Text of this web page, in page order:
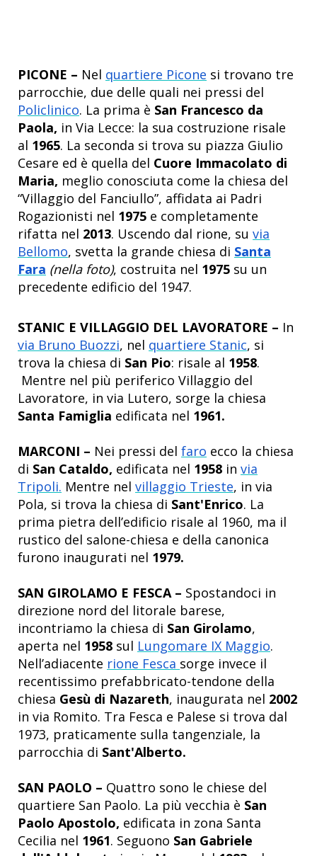
PICONE – Nel quartiere Picone si trovano tre
parrocchie, due delle quali nei pressi del
Policlinico. La prima è San Francesco da
Paola, in Via Lecce: la sua costruzione risale
al 1965. La seconda si trova su piazza Giulio
Cesare ed è quella del Cuore Immacolato di
Maria, meglio conosciuta come la chiesa del
“Villaggio del Fanciullo”, affidata ai Padri
Rogazionisti nel 1975 e completamente
rifatta nel 2013. Uscendo dal rione, su via
Bellomo, svetta la grande chiesa di Santa
Fara (nella foto), costruita nel 1975 su un
precedente edificio del 1947.
STANIC E VILLAGGIO DEL LAVORATORE – In
via Bruno Buozzi, nel quartiere Stanic, si
trova la chiesa di San Pio: risale al 1958.
Mentre nel più periferico Villaggio del
Lavoratore, in via Lutero, sorge la chiesa
Santa Famiglia edificata nel 1961.
MARCONI – Nei pressi del faro ecco la chiesa
di San Cataldo, edificata nel 1958 in via
Tripoli. Mentre nel villaggio Trieste, in via
Pola, si trova la chiesa di Sant'Enrico. La
prima pietra dell’edificio risale al 1960, ma il
rustico del salone-chiesa e della canonica
furono inaugurati nel 1979.
SAN GIROLAMO E FESCA – Spostandoci in
direzione nord del litorale barese,
incontriamo la chiesa di San Girolamo,
aperta nel 1958 sul Lungomare IX Maggio.
Nell’adiacente rione Fesca sorge invece il
recentissimo prefabbricato-tendone della
chiesa Gesù di Nazareth, inaugurata nel 2002
in via Romito. Tra Fesca e Palese si trova dal
1973, praticamente sulla tangenziale, la
parrocchia di Sant'Alberto.
SAN PAOLO – Quattro sono le chiese del
quartiere San Paolo. La più vecchia è San
Paolo Apostolo, edificata in zona Santa
Cecilia nel 1961. Seguono San Gabriele